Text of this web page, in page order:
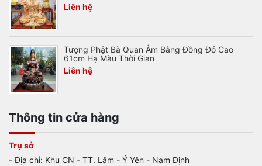
Liên hệ
Tượng Phật Bà Quan Âm Bằng Đồng Đỏ Cao
61cm Hạ Màu Thời Gian
Liên hệ
Thông tin cửa hàng
Trụ sở
- Địa chỉ: Khu CN - TT. Lâm - Ý Yên - Nam Định